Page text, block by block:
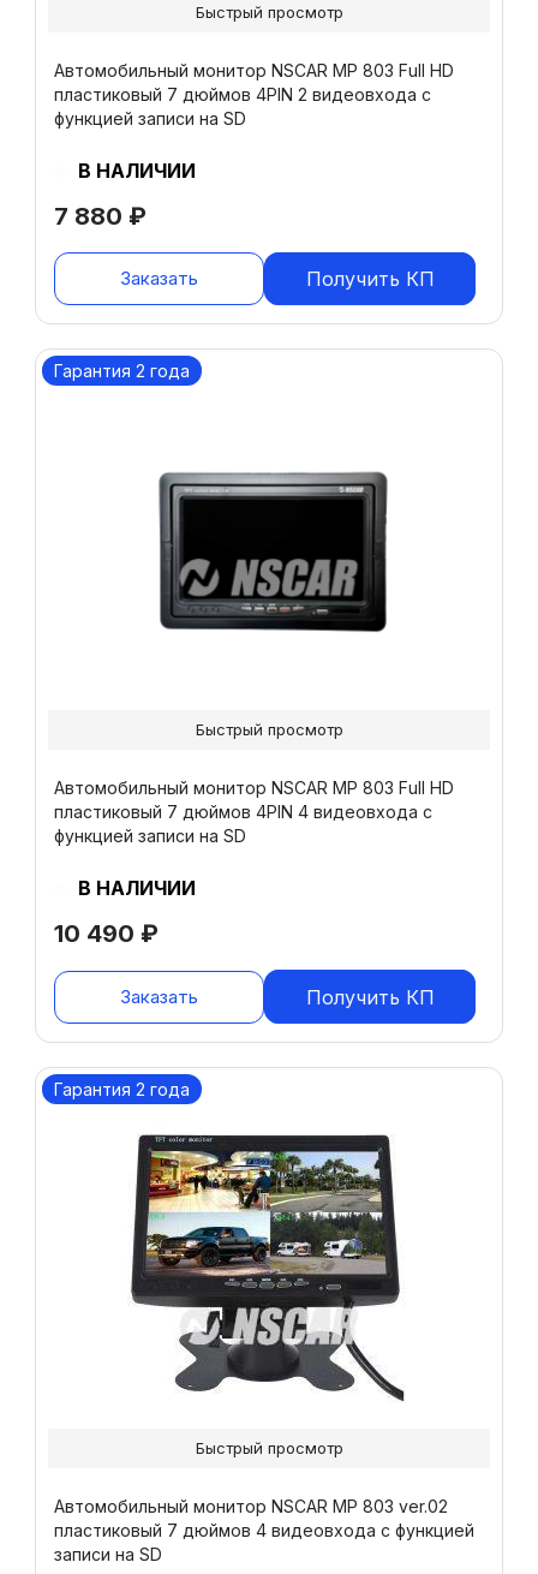
7 880 ₽
Автомобильный монитор NSCAR МР 803 Full HD
пластиковый 7 дюймов 4PIN 2 видеовхода с
функцией записи на SD
В НАЛИЧИИ
Заказать Получить КП
Быстрый просмотр
Гарантия 2 года
10 490 ₽
Автомобильный монитор NSCAR МР 803 Full HD
пластиковый 7 дюймов 4PIN 4 видеовхода с
функцией записи на SD
В НАЛИЧИИ
Заказать Получить КП
Быстрый просмотр
Гарантия 2 года
Автомобильный монитор NSCAR МР 803 ver.02
пластиковый 7 дюймов 4 видеовхода с функцией
записи на SD
Быстрый просмотр